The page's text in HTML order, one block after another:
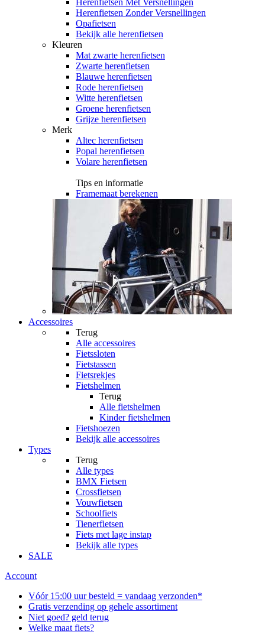
Herenfietsen Met Versnellingen
Herenfietsen Zonder Versnellingen
Opafietsen
Bekijk alle herenfietsen
Kleuren
Mat zwarte herenfietsen
Zwarte herenfietsen
Blauwe herenfietsen
Rode herenfietsen
Witte herenfietsen
Groene herenfietsen
Grijze herenfietsen
Merk
Altec herenfietsen
Popal herenfietsen
Volare herenfietsen
Tips en informatie
Framemaat berekenen
Accessoires
Terug
Alle accessoires
Fietssloten
Fietstassen
Fietsrekjes
Fietshelmen
Terug
Alle fietshelmen
Kinder fietshelmen
Fietshoezen
Bekijk alle accessoires
Types
Terug
Alle types
BMX Fietsen
Crossfietsen
Vouwfietsen
Schoolfiets
Tienerfietsen
Fiets met lage instap
Bekijk alle types
SALE
Account
Vóór 15:00 uur besteld = vandaag verzonden*
Gratis verzending op gehele assortiment
Niet goed? geld terug
Welke maat fiets?